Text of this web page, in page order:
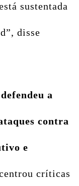
sustentada
disse
a
contra
e
críticas